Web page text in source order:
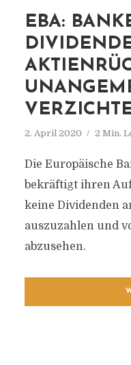
EBA:
2. April 2020 2 Min.
Die Europäische
bekräftigt ihren
keine Dividenden
auszuzahlen und
abzusehen.